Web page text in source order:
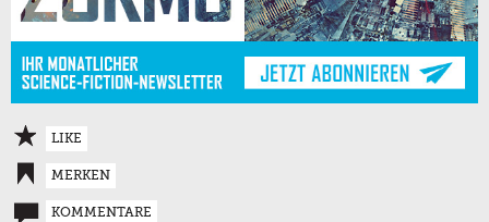
LIKE
MERKEN
KOMMENTARE